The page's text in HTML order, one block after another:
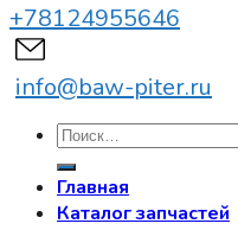
+78124955646
info@baw-piter.ru
Искать:
Главная
Каталог запчастей